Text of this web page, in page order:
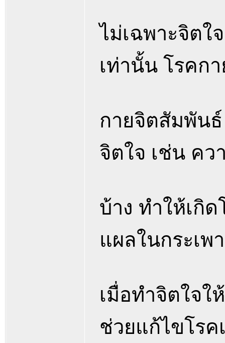
ไม่เฉพาะจิตใ
เท่านั้น โรคก
กายจิตสัมพัน
จิตใจ เช่น คว
บ้าง ทำให้เกิ
แผลในกระเพ
เมื่อทำจิตใจใ
ช่วยแก้ไขโรค